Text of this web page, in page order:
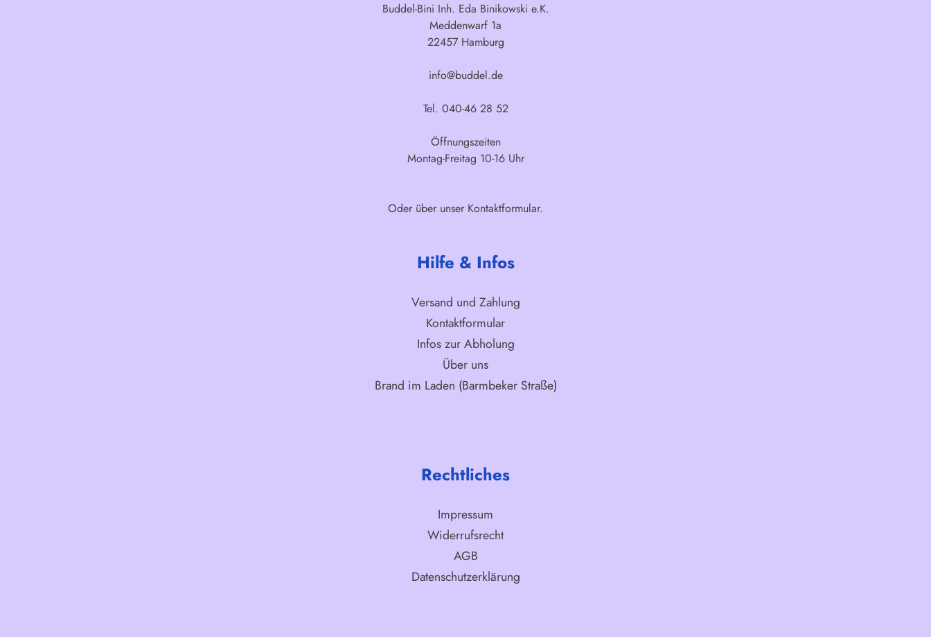
Buddel-Bini Inh. Eda Binikowski e.K.
Meddenwarf 1a
22457 Hamburg
info@buddel.de
Tel. 040-46 28 52
Öffnungszeiten
Montag-Freitag 10-16 Uhr
Oder über unser Kontaktformular.
Hilfe & Infos
Versand und Zahlung
Kontaktformular
Infos zur Abholung
Über uns
Brand im Laden (Barmbeker Straße)
Rechtliches
Impressum
Widerrufsrecht
AGB
Datenschutzerklärung